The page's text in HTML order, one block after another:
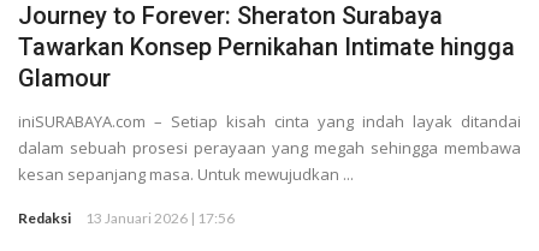
Journey to Forever: Sheraton Surabaya
Tawarkan Konsep Pernikahan Intimate hingga
Glamour
iniSURABAYA.com – Setiap kisah cinta yang indah layak ditandai
dalam sebuah prosesi perayaan yang megah sehingga membawa
kesan sepanjang masa. Untuk mewujudkan ...
Redaksi 13 Januari 2026 | 17:56